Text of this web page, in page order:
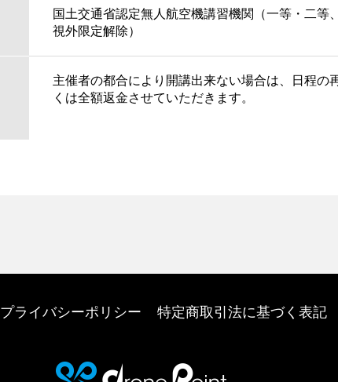
国土交通省認定無人航空機講習機関（一等・二等
視外限定解除）
主催者の都合により開講出来ない場合は、日程の
くは全額返金させていただきます。
プライバシーポリシー 特定商取引法に基づく表記